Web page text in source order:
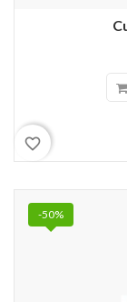
favorite_border
-50%